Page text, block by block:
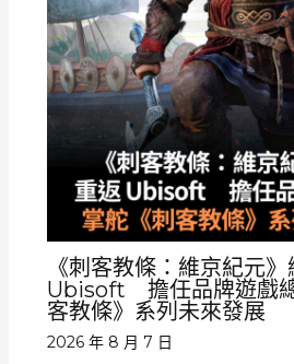
《刺客教條：維京紀元
Ubisoft 擔任品牌遊戲
客教條》系列未來發展
2026 年 8 月 7 日